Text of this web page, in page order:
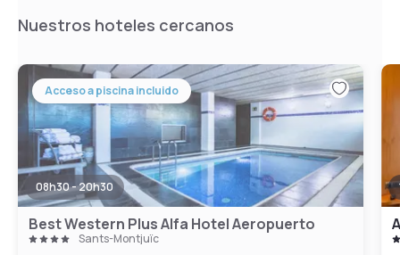
Nuestros hoteles cercanos
Acceso a piscina incluido
08h30 - 20h30
Best Western Plus Alfa Hotel Aeropuerto
Sants-Montjuïc